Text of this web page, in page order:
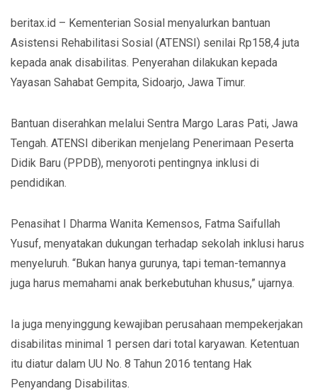
beritax.id – Kementerian Sosial menyalurkan bantuan
Asistensi Rehabilitasi Sosial (ATENSI) senilai Rp158,4 juta
kepada anak disabilitas. Penyerahan dilakukan kepada
Yayasan Sahabat Gempita, Sidoarjo, Jawa Timur.
Bantuan diserahkan melalui Sentra Margo Laras Pati, Jawa
Tengah. ATENSI diberikan menjelang Penerimaan Peserta
Didik Baru (PPDB), menyoroti pentingnya inklusi di
pendidikan.
Penasihat I Dharma Wanita Kemensos, Fatma Saifullah
Yusuf, menyatakan dukungan terhadap sekolah inklusi harus
menyeluruh. “Bukan hanya gurunya, tapi teman-temannya
juga harus memahami anak berkebutuhan khusus,” ujarnya.
Ia juga menyinggung kewajiban perusahaan mempekerjakan
disabilitas minimal 1 persen dari total karyawan. Ketentuan
itu diatur dalam UU No. 8 Tahun 2016 tentang Hak
Penyandang Disabilitas.